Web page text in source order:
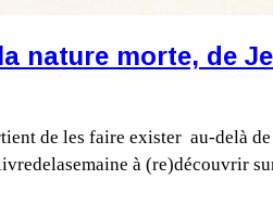
nature morte, de
de les faire exister au-delà
à (re)découvrir